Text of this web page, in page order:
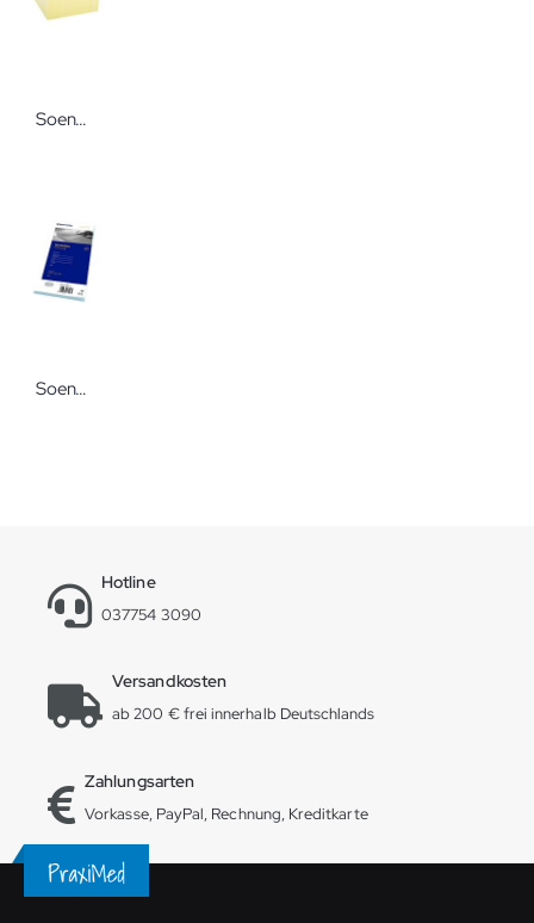
Soennecken Haftnotizwürfel gelb 76x76 mm 400 Blatt Klebezettel von Soennecken
Soennecken Briefumschläge Selbstklebende Briefhüllen DIN lang ohne Fenster grau 1000 Stück
Hotline
037754 3090
Versandkosten
ab 200 € frei innerhalb Deutschlands
Zahlungsarten
Vorkasse, PayPal, Rechnung, Kreditkarte